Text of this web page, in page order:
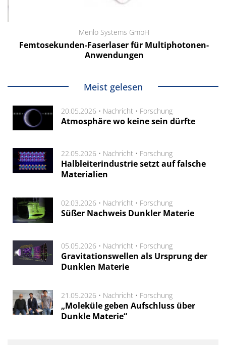
Menlo Systems GmbH
Femtosekunden-Faserlaser für Multiphotonen-
Anwendungen
Meist gelesen
20.05.2026 • Nachricht • Forschung
Atmosphäre wo keine sein dürfte
22.05.2026 • Nachricht • Forschung
Halbleiterindustrie setzt auf falsche
Materialien
02.03.2026 • Nachricht • Forschung
Süßer Nachweis Dunkler Materie
05.05.2026 • Nachricht • Forschung
Gravitationswellen als Ursprung der
Dunklen Materie
21.05.2026 • Nachricht • Forschung
„Moleküle geben Aufschluss über
Dunkle Materie“